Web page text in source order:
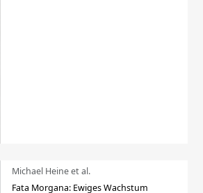
Michael Heine et al.
Fata Morgana: Ewiges Wachstum